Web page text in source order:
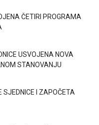
ČETIRI PROGRAMA
USVOJENA NOVA
STANOVANJU
SJEDNICE I ZAPOČETA